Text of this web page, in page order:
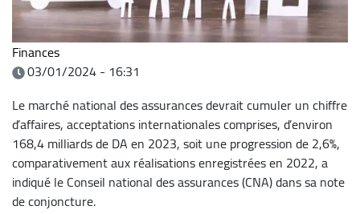
Finances
03/01/2024 - 16:31
Le marché national des assurances devrait cumuler un chiffre
d’affaires, acceptations internationales comprises, d’environ
168,4 milliards de DA en 2023, soit une progression de 2,6%,
comparativement aux réalisations enregistrées en 2022, a
indiqué le Conseil national des assurances (CNA) dans sa note
de conjoncture.